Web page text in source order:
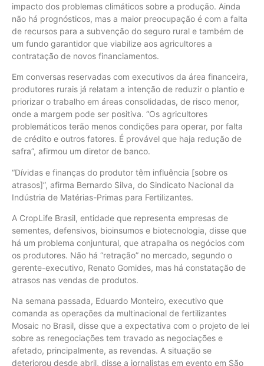
impacto dos problemas climáticos sobre a produção. Ainda
não há prognósticos, mas a maior preocupação é com a falta
de recursos para a subvenção do seguro rural e também de
um fundo garantidor que viabilize aos agricultores a
contratação de novos financiamentos.
Em conversas reservadas com executivos da área financeira,
produtores rurais já relatam a intenção de reduzir o plantio e
priorizar o trabalho em áreas consolidadas, de risco menor,
onde a margem pode ser positiva. “Os agricultores
problemáticos terão menos condições para operar, por falta
de crédito e outros fatores. É provável que haja redução de
safra”, afirmou um diretor de banco.
“Dívidas e finanças do produtor têm influência [sobre os
atrasos]”, afirma Bernardo Silva, do Sindicato Nacional da
Indústria de Matérias-Primas para Fertilizantes.
A CropLife Brasil, entidade que representa empresas de
sementes, defensivos, bioinsumos e biotecnologia, disse que
há um problema conjuntural, que atrapalha os negócios com
os produtores. Não há “retração” no mercado, segundo o
gerente-executivo, Renato Gomides, mas há constatação de
atrasos nas vendas de produtos.
Na semana passada, Eduardo Monteiro, executivo que
comanda as operações da multinacional de fertilizantes
Mosaic no Brasil, disse que a expectativa com o projeto de lei
sobre as renegociações tem travado as negociações e
afetado, principalmente, as revendas. A situação se
deteriorou desde abril, disse a jornalistas em evento em São